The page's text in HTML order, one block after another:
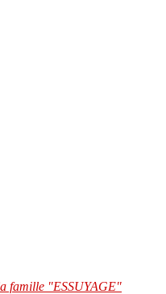
famille "ESSUYAGE"